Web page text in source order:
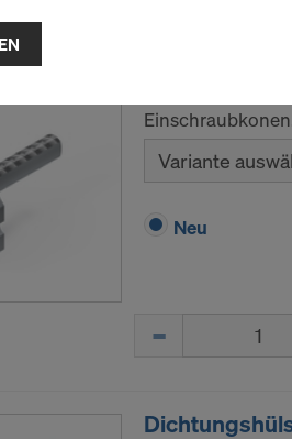
Verlorenes
Variante
Neu
(inkl. US-Anbieter)"
aller Cookies zu. Indem Sie auf
Sie den von Ihnen mit den
von Ihnen gewählten
übermitteln, in denen
nach Art 45 DSGVO und keine
bestehen, erstreckt sich Ihre
bestehen, dass Ihre derart
Drittstaaten zu Kontroll- und
und dagegen keine
alle
oder Ihre Cookie-
am Ende dieser Website
Zukunft widerrufen, indem Sie